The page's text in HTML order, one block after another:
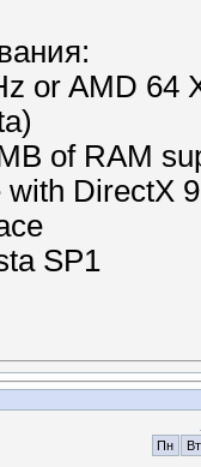
or AMD 64
of RAM
DirectX
SP1
Пн
Вт